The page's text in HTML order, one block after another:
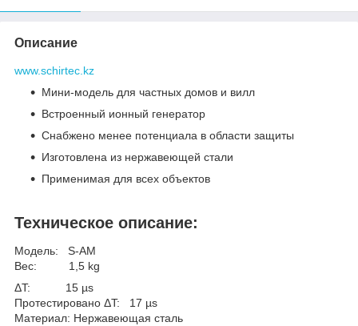
Описание
www.schirtec.kz
Мини-модель для частных домов и вилл
Встроенный ионный генератор
Снабжено менее потенциала в области защиты
Изготовлена из нержавеющей стали
Применимая для всех объектов
Техническое описание:
Модель: S-AM
Вес: 1,5 kg
ΔT: 15 µs
Протестировано ΔT: 17 µs
Материал: Нержавеющая сталь